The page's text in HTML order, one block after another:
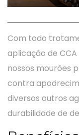
Com todo
aplicação de
nossos mourões
contra
diversos outros
durabilidade de